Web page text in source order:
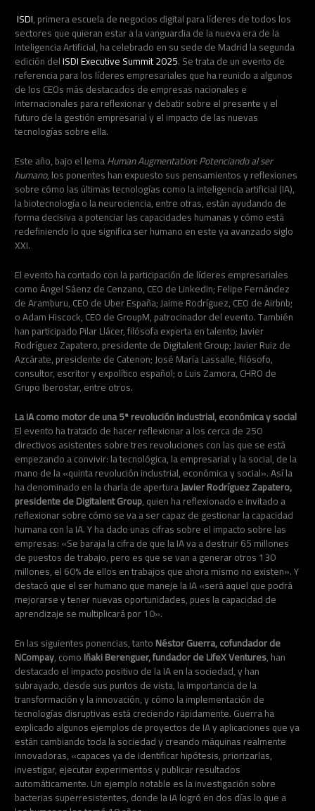
ISDI, primera escuela de negocios digital para líderes de todos los
sectores que quieran estar a la vanguardia de la nueva era de la
Inteligencia Artificial, ha celebrado en su sede de Madrid la segunda
edición delISDI Executive Summit 2025. Se trata de un evento de
referencia para los líderes empresariales que ha reunido a algunos
de los CEOs más destacados de empresas nacionales e
internacionales para reflexionar y debatir sobre el presente y el
futuro de la gestión empresarial y el impacto de las nuevas
tecnologías sobre ella.
Este año, bajo el lemaHuman Augmentation: Potenciando al ser
humano,los ponentes han expuesto sus pensamientos y reflexiones
sobre cómo las últimas tecnologías como la inteligencia artificial (IA),
la biotecnología o la neurociencia, entre otras, están ayudando de
forma decisiva a potenciar las capacidades humanas y cómo está
redefiniendo lo que significa ser humano en este ya avanzado siglo
XXI.
El evento ha contado con la participación de líderes empresariales
como Ángel Sáenz de Cenzano, CEO de Linkedin; Felipe Fernández
de Aramburu, CEO de Uber España; Jaime Rodríguez, CEO de Airbnb;
o Adam Hiscock, CEO de GroupM, patrocinador del evento. También
han participado Pilar Llácer, filósofa experta en talento; Javier
Rodríguez Zapatero, presidente de Digitalent Group; Javier Ruiz de
Azcárate, presidente de Catenon; José María Lassalle, filósofo,
consultor, escritor y expolítico español; o Luis Zamora, CHRO de
Grupo Iberostar, entre otros.
La IA como motor de una 5ª revolución industrial, económica y social
El evento ha tratado de hacer reflexionar a los cerca de 250
directivos asistentes sobre tres revoluciones con las que se está
empezando a convivir: la tecnológica, la empresarial y la social, de la
mano de la «quinta revolución industrial, económica y social». Así la
ha denominado en la charla de aperturaJavier Rodríguez Zapatero,
presidente de Digitalent Group, quien ha reflexionado e invitado a
reflexionar sobre cómo se va a ser capaz de gestionar la capacidad
humana con la IA. Y ha dado unas cifras sobre el impacto sobre las
empresas: «Se baraja la cifra de que la IA va a destruir 65 millones
de puestos de trabajo, pero es que se van a generar otros 130
millones, el 60% de ellos en trabajos que ahora mismo no existen». Y
destacó que el ser humano que maneje la IA «será aquel que podrá
mejorarse y tener nuevas oportunidades, pues la capacidad de
aprendizaje se multiplicará por 10».
En las siguientes ponencias, tantoNéstor Guerra, cofundador de
NCompay, comoIñaki Berenguer, fundador de LifeX Ventures, han
destacado el impacto positivo de la IA en la sociedad, y han
subrayado, desde sus puntos de vista, la importancia de la
transformación y la innovación, y cómo la implementación de
tecnologías disruptivas está creciendo rápidamente. Guerra ha
explicado algunos ejemplos de proyectos de IA y aplicaciones que ya
están cambiando toda la sociedad y creando máquinas realmente
innovadoras, «capaces ya de identificar hipótesis, priorizarlas,
investigar, ejecutar experimentos y publicar resultados
automáticamente. Un ejemplo notable es la investigación sobre
bacterias superresistentes, donde la IA logró en dos días lo que a